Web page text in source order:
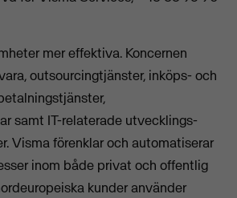
mer effektiva. Koncernen
outsourcingtjänster, inköps- och
samt IT-relaterade utvecklings-
Visma förenklar och automatiserar
inom både privat och offentlig
kunder använder